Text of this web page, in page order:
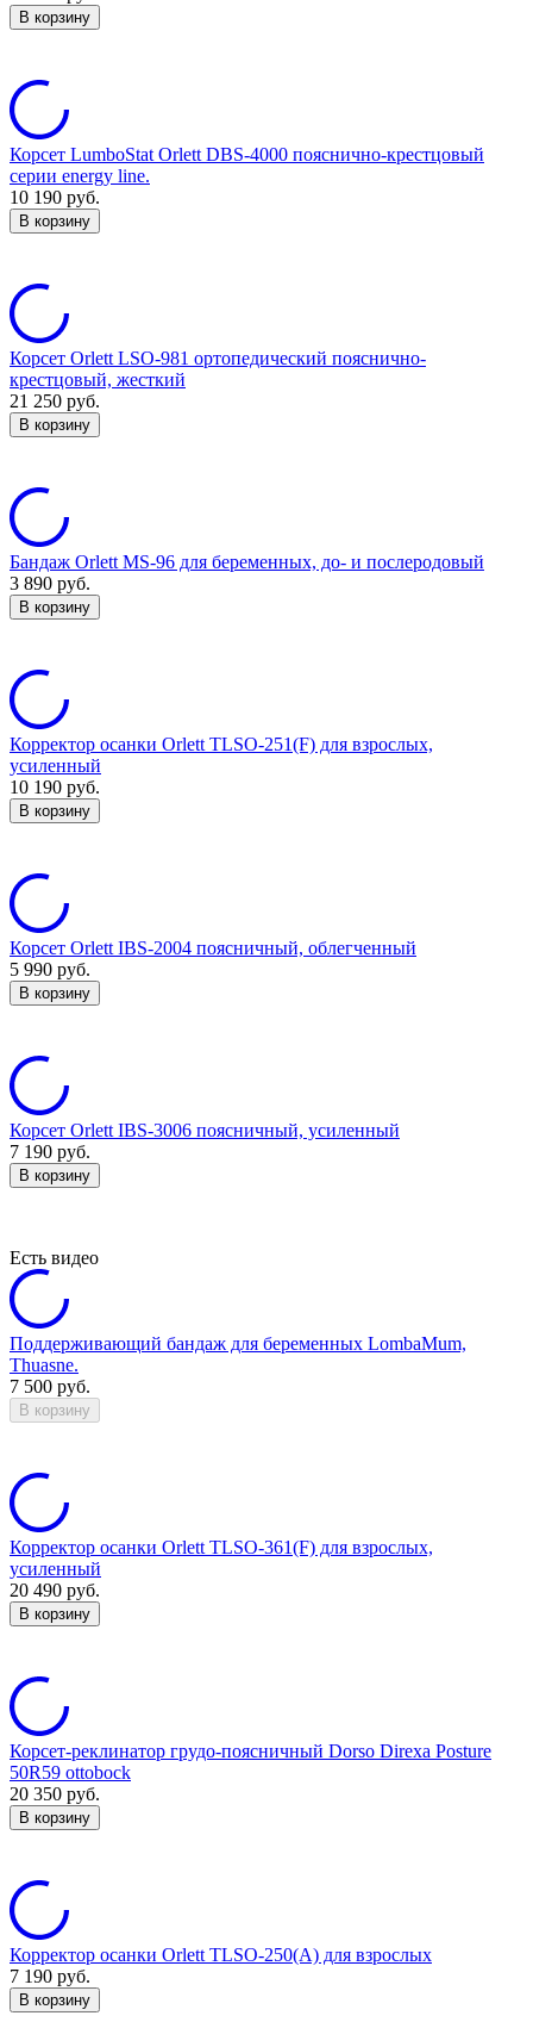
В корзину
Корсет LumboStat Orlett DBS-4000 пояснично-крестцовый
серии energy line.
10 190 руб.
В корзину
Корсет Orlett LSO-981 ортопедический пояснично-
крестцовый, жесткий
21 250 руб.
В корзину
Бандаж Orlett MS-96 для беременных, до- и послеродовый
3 890 руб.
В корзину
Корректор осанки Orlett TLSO-251(F) для взрослых,
усиленный
10 190 руб.
В корзину
Корсет Orlett IBS-2004 поясничный, облегченный
5 990 руб.
В корзину
Корсет Orlett IBS-3006 поясничный, усиленный
7 190 руб.
В корзину
Есть видео
Поддерживающий бандаж для беременных LombaMum,
Thuasne.
7 500 руб.
В корзину
Корректор осанки Orlett TLSO-361(F) для взрослых,
усиленный
20 490 руб.
В корзину
Корсет-реклинатор грудо-поясничный Dorso Direxa Posture
50R59 ottobock
20 350 руб.
В корзину
Корректор осанки Orlett TLSO-250(A) для взрослых
7 190 руб.
В корзину